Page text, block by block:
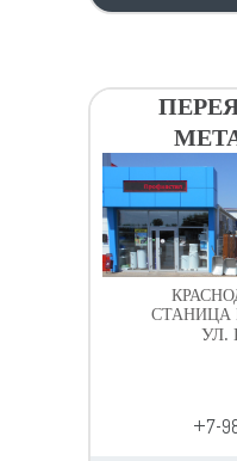
СТАНИЦА
УЛ.
+7-